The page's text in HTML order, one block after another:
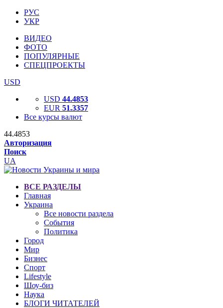
РУС
УКР
ВИДЕО
ФОТО
ПОПУЛЯРНЫЕ
СПЕЦПРОЕКТЫ
USD
USD 44.4853
EUR 51.3357
Все курсы валют
44.4853
Авторизация
Поиск
UA
ВСЕ РАЗДЕЛЫ
Главная
Украина
Все новости раздела
События
Политика
Город
Мир
Бизнес
Спорт
Lifestyle
Шоу-биз
Наука
БЛОГИ ЧИТАТЕЛЕЙ